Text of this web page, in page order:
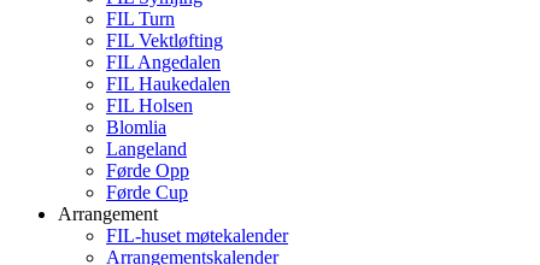
FIL Turn
FIL Vektløfting
FIL Angedalen
FIL Haukedalen
FIL Holsen
Blomlia
Langeland
Førde Opp
Førde Cup
Arrangement
FIL-huset møtekalender
Arrangementskalender